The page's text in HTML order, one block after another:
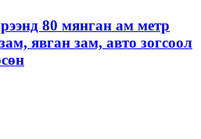
80 мянган ам метр
явган зам, авто зогсоол